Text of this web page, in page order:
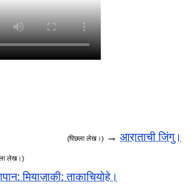
(पिछला लेख।) → आराताची जिंगु।
लेख।)
मियाज़ाकी: ताकाचियोहे।